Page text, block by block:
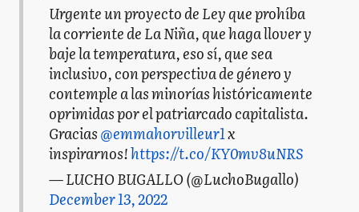
Urgente un proyecto de Ley que prohíba
la corriente de La Niña, que haga llover y
baje la temperatura, eso sí, que sea
inclusivo, con perspectiva de género y
contemple a las minorías históricamente
oprimidas por el patriarcado capitalista.
Gracias@emmahorvilleur1x
inspirarnos!https://t.co/KY0mv8uNRS
— LUCHO BUGALLO (@LuchoBugallo)
December 13, 2022